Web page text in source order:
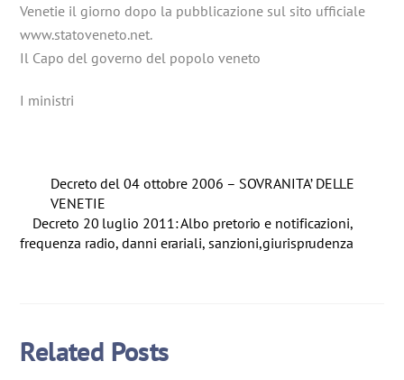
Venetie il giorno dopo la pubblicazione sul sito ufficiale
www.statoveneto.net.
Il Capo del governo del popolo veneto
I ministri
Decreto del 04 ottobre 2006 – SOVRANITA’ DELLE
VENETIE
Decreto 20 luglio 2011: Albo pretorio e notificazioni,
frequenza radio, danni erariali, sanzioni,giurisprudenza
Related Posts